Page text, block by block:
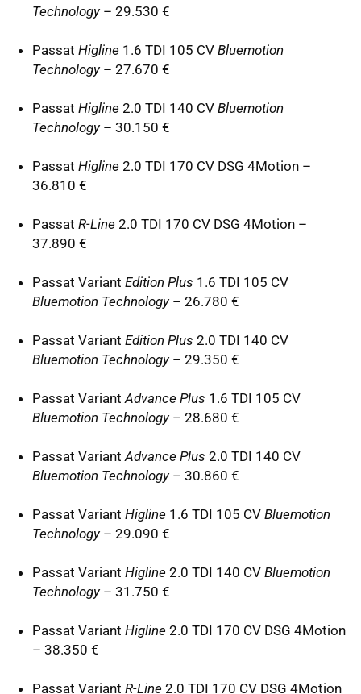
Technology– 29.530 €
Passat Higline 1.6 TDI 105 CV Bluemotion
Technology– 27.670 €
Passat Higline 2.0 TDI 140 CV Bluemotion
Technology– 30.150 €
Passat Higline 2.0 TDI 170 CV DSG 4Motion –
36.810 €
Passat R-Line 2.0 TDI 170 CV DSG 4Motion –
37.890 €
Passat Variant Edition Plus 1.6 TDI 105 CV
Bluemotion Technology– 26.780 €
Passat Variant Edition Plus 2.0 TDI 140 CV
Bluemotion Technology– 29.350 €
Passat Variant Advance Plus 1.6 TDI 105 CV
Bluemotion Technology– 28.680 €
Passat Variant Advance Plus 2.0 TDI 140 CV
Bluemotion Technology– 30.860 €
Passat Variant Higline 1.6 TDI 105 CV Bluemotion
Technology– 29.090 €
Passat Variant Higline 2.0 TDI 140 CV Bluemotion
Technology– 31.750 €
Passat Variant Higline 2.0 TDI 170 CV DSG 4Motion
– 38.350 €
Passat Variant R-Line 2.0 TDI 170 CV DSG 4Motion